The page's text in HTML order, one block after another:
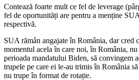
Contează foarte mult ce fel de leverage
fel de oportunități are pentru a menține
respectivă.
SUA rămân angajate în România, dar cred
momentul acela în care noi, în România,
perioada mandatului Biden, să convingem
trupele pe care ei le-au trimis în România
nu trupe în format de rotație.